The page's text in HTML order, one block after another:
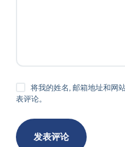
将我的姓名, 邮箱地址和网
表评论。
发表评论